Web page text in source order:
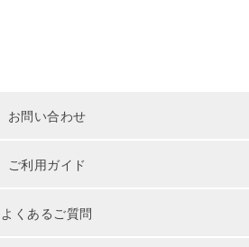
お問い合わせ
ご利用ガイド
よくあるご質問